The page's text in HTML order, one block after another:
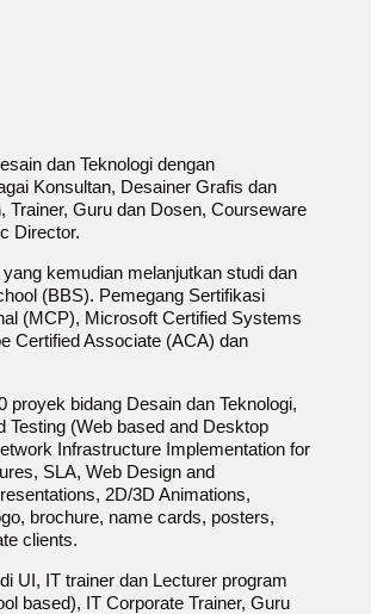
dan Teknologi dengan
Konsultan, Desainer Grafis dan
Guru dan Dosen, Courseware
Director.
kemudian melanjutkan studi dan
(BBS). Pemegang Sertifikasi
(MCP), Microsoft Certified Systems
Certified Associate (ACA) dan
proyek bidang Desain dan Teknologi,
(Web based and Desktop
Infrastructure Implementation for
SLA, Web Design and
2D/3D Animations,
brochure, name cards, posters,
clients.
UI, IT trainer dan Lecturer program
based), IT Corporate Trainer, Guru